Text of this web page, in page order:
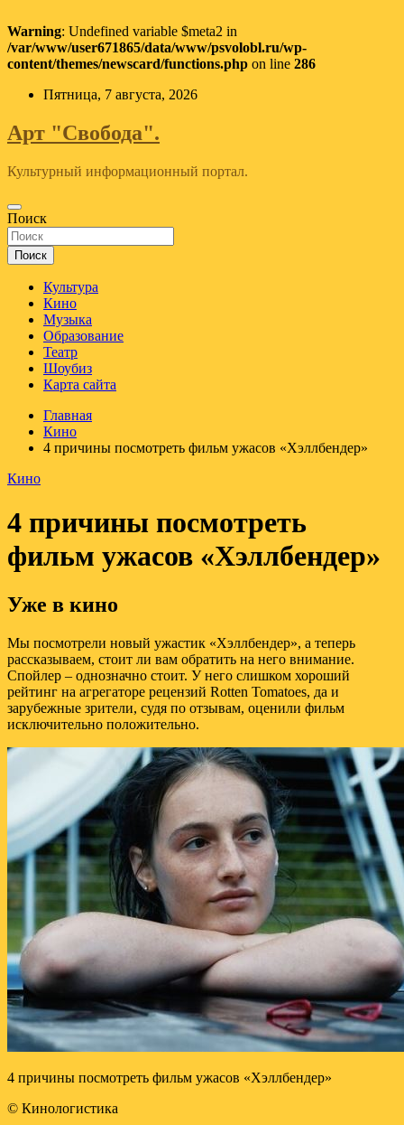
Warning: Undefined variable $meta2 in
/var/www/user671865/data/www/psvolobl.ru/wp-
content/themes/newscard/functions.php on line 286
Перейти
содержимому
Пятница, 7 августа, 2026
Арт "Свобода".
Культурный информационный портал.
Поиск
Поиск
Культура
Кино
Музыка
Образование
Театр
Шоубиз
Карта сайта
Главная
Кино
4 причины посмотреть фильм ужасов «Хэллбендер»
Кино
4 причины посмотреть
фильм ужасов «Хэллбендер»
Уже в кино
Мы посмотрели новый ужастик «Хэллбендер», а теперь
рассказываем, стоит ли вам обратить на него внимание.
Спойлер – однозначно стоит. У него слишком хороший
рейтинг на агрегаторе рецензий Rotten Tomatoes, да и
зарубежные зрители, судя по отзывам, оценили фильм
исключительно положительно.
4 причины посмотреть фильм ужасов «Хэллбендер»
© Кинологистика